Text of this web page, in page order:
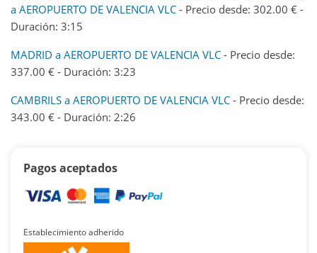
a AEROPUERTO DE VALENCIA VLC - Precio desde: 302.00 € -
Duración: 3:15
MADRID a AEROPUERTO DE VALENCIA VLC - Precio desde:
337.00 € - Duración: 3:23
CAMBRILS a AEROPUERTO DE VALENCIA VLC - Precio desde:
343.00 € - Duración: 2:26
Pagos aceptados
Establecimiento adherido